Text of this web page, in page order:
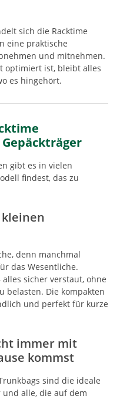
sich die Racktime
eine praktische
und mitnehmen.
optimiert ist, bleibt alles
es hingehört.
gibt es in vielen
findest, das zu
kleinen
denn manchmal
das Wesentliche.
alles sicher verstaut, ohne
belasten. Die kompakten
und perfekt für kurze
immer mit
kommst
sind die ideale
alle, die auf dem